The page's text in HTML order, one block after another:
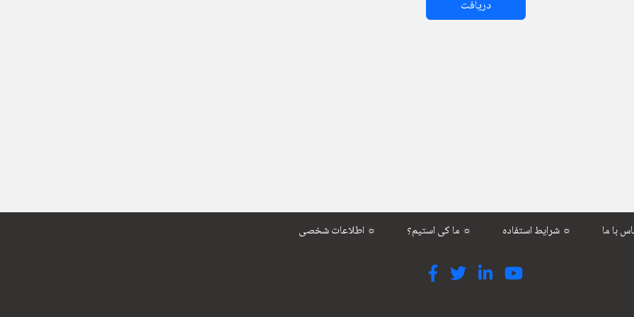
دریافت
اطلاعات شخصی ☼ ما کی استیم؟ ☼ شرایط استفاده ☼